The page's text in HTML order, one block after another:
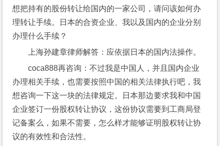
想把持有的股份转让给国内的一家公司，请问该如何办
理转让手续。日本的合资企业、我以及国内的企业分别
办理什么手续？
上海孙建章律师解答：应依据日本的国内法操作。
coca888再咨询：不过我是中国人，并且国内企业
办理相关手续，也需要按照中国的相关法律执行吧，我
想咨询一下这一块的法律规定。日本那边要求我和中国
企业签订一份股权转让协议，这份协议需要到工商局登
记备案么，如果不需要，怎么样才能够证明股权转让协
议的有效性和合法性。